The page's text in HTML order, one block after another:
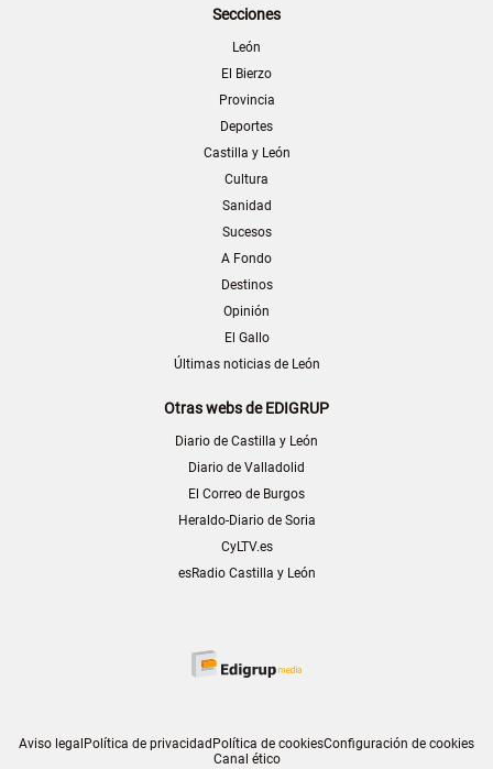
Secciones
León
El Bierzo
Provincia
Deportes
Castilla y León
Cultura
Sanidad
Sucesos
A Fondo
Destinos
Opinión
El Gallo
Últimas noticias de León
Otras webs de EDIGRUP
Diario de Castilla y León
Diario de Valladolid
El Correo de Burgos
Heraldo-Diario de Soria
CyLTV.es
esRadio Castilla y León
Aviso legal Política de privacidad Política de cookiesConfiguración de cookies
Canal ético